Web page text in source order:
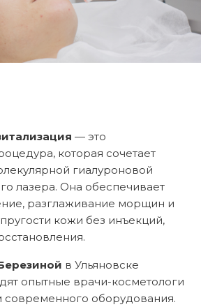
— это
которая сочетает
гиалуроновой
лазера. Она обеспечивает
разглаживание морщин и
кожи без инъекций,
в Ульяновске
опытные врачи-косметологи
современного оборудования.